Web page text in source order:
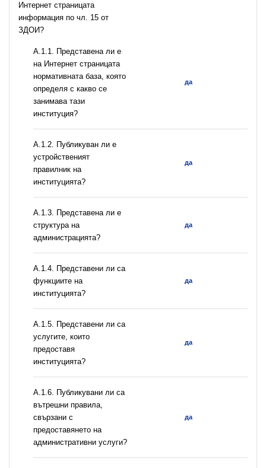
Интернет страницата
информация по чл. 15 от
ЗДОИ?
A.1.1. Представена ли е
на Интернет страницата
нормативната база, която
определя с какво се
занимава тази
институция?
да
A.1.2. Публикуван ли е
устройственият
правилник на
институцията?
да
A.1.3. Представена ли е
структура на
администрацията?
да
А.1.4. Представени ли са
функциите на
институцията?
да
А.1.5. Представени ли са
услугите, които
предоставя
институцията?
да
А.1.6. Публикувани ли са
вътрешни правила,
свързани с
предоставянето на
административни услуги?
да